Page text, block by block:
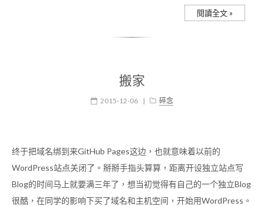
閱讀全文 »
搬家
2015-12-06 | 碎念
终于把域名绑到来GitHub Pages这边，也就意味着以前的
WordPress站点关闭了。掰掰手指头算算，距离开设独立站点写
Blog的时间马上就要满三年了，想当初觉得有自己的一个独立Blog
很酷，在同学的影响下买了域名和主机空间，开始用WordPress。